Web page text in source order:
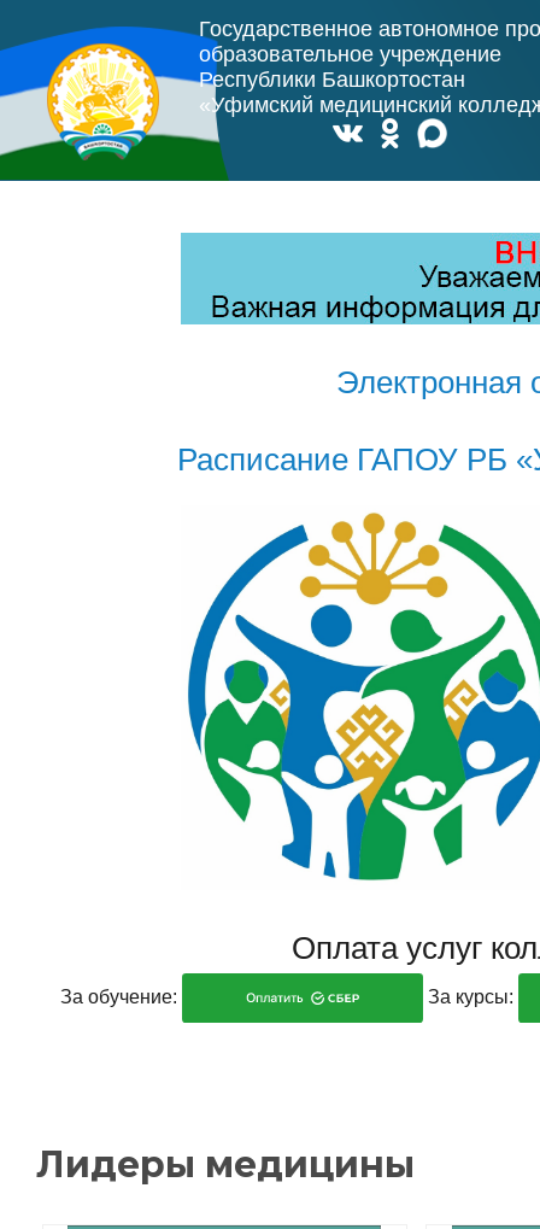
Государственное автономное
образовательное учреждение
Республики Башкортостан
«Уфимский медицинский
Электронная
Расписание ГАПОУ РБ
Оплата услуг
За обучение: За курсы: